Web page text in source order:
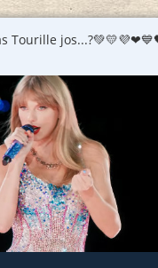
Tourille